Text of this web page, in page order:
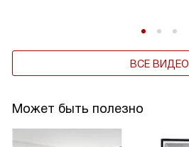
ВСЕ ВИДЕО
Может быть полезно